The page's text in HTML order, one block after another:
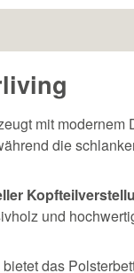
mit
die
und
bietet das